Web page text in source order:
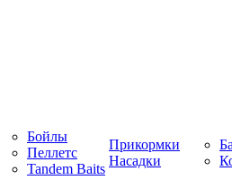
Бойлы
Пеллетс
Tandem Baits
Прикормки
Насадки